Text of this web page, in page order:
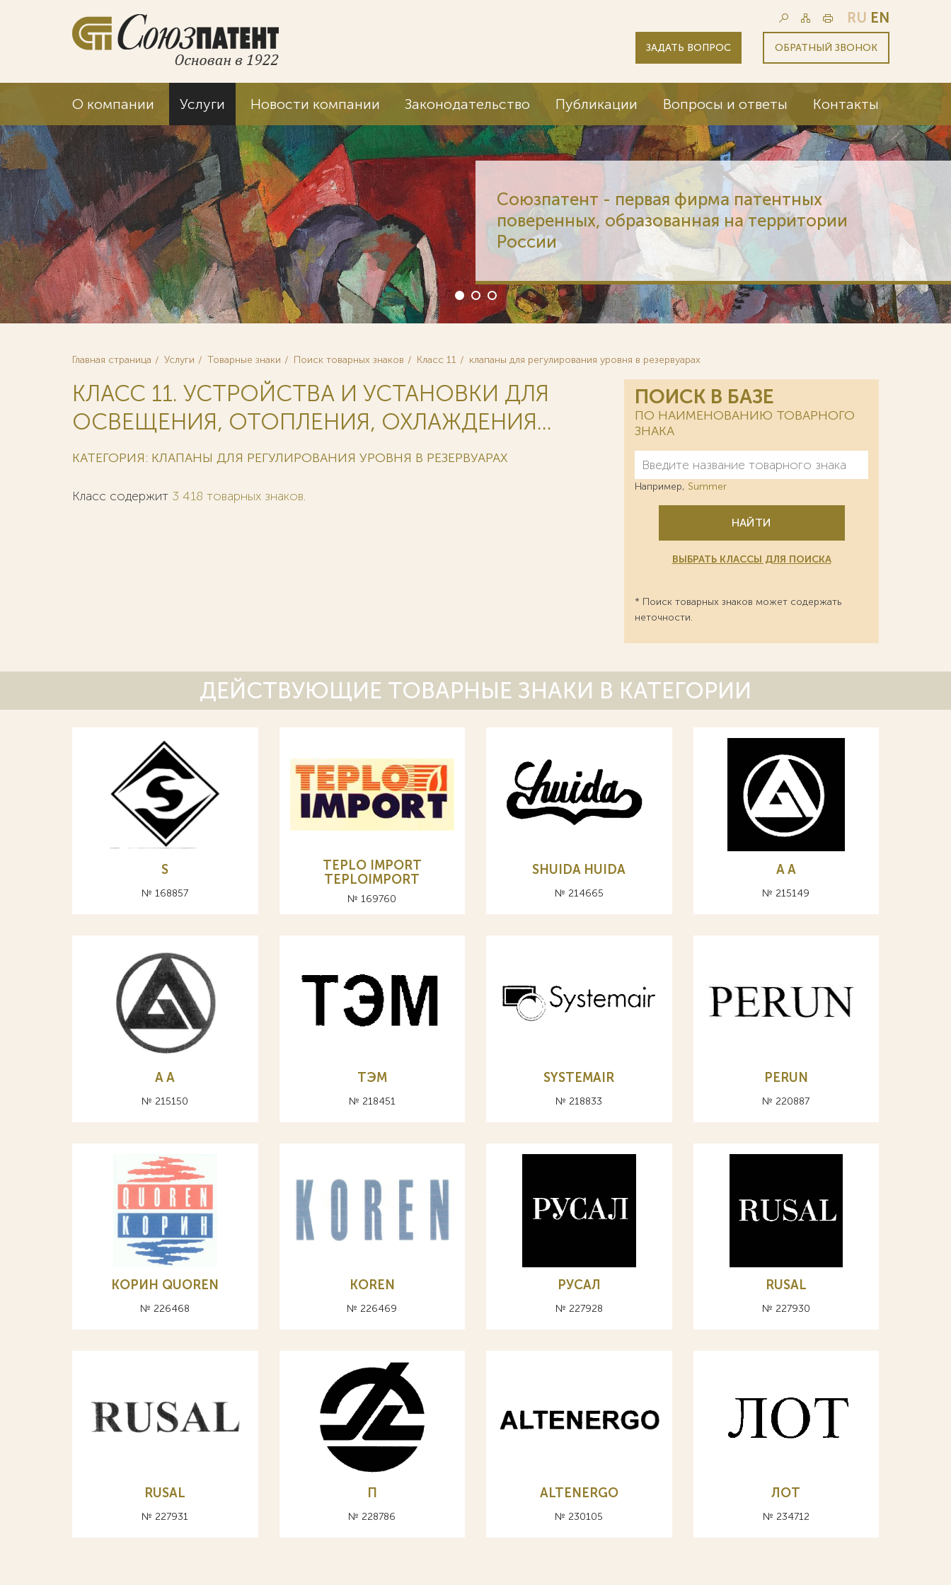
RU EN
ЗАДАТЬ ВОПРОС ОБРАТНЫЙ ЗВОНОК
О компании Услуги Новости компании Законодательство Публикации Вопросы и ответы Контакты
Главная страница Услуги Товарные знаки Поиск товарных знаков Класс 11 клапаны для регулирования уровня в резервуарах
КЛАСС 11. УСТРОЙСТВА И УСТАНОВКИ ДЛЯ
ОСВЕЩЕНИЯ, ОТОПЛЕНИЯ, ОХЛАЖДЕНИЯ...
КАТЕГОРИЯ: КЛАПАНЫ ДЛЯ РЕГУЛИРОВАНИЯ УРОВНЯ В РЕЗЕРВУАРАХ
Класс содержит 3 418 товарных знаков.
ПОИСК В БАЗЕ
ПО НАИМЕНОВАНИЮ ТОВАРНОГО
ЗНАКА
Например, Summer
НАЙТИ
ВЫБРАТЬ КЛАССЫ ДЛЯ ПОИСКА
* Поиск товарных знаков может содержать
неточности.
ДЕЙСТВУЮЩИЕ ТОВАРНЫЕ ЗНАКИ В КАТЕГОРИИ
S
№ 168857
TEPLO IMPORT
TEPLOIMPORT
№ 169760
SHUIDA HUIDA
№ 214665
A А
№ 215149
A А
№ 215150
ТЭМ
№ 218451
SYSTEMAIR
№ 218833
PERUN
№ 220887
КОРИН QUOREN
№ 226468
KOREN
№ 226469
РУСАЛ
№ 227928
RUSAL
№ 227930
RUSAL
№ 227931
П
№ 228786
ALTENERGO
№ 230105
ЛОТ
№ 234712